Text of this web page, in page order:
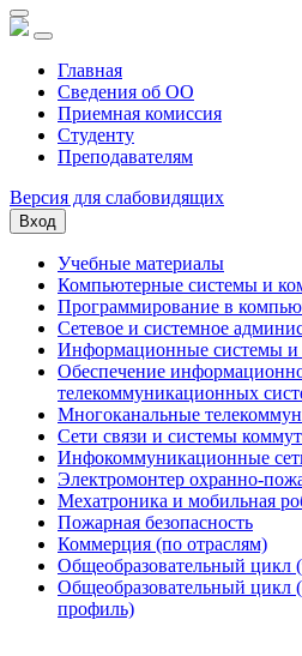
Главная
Сведения об ОО
Приемная комиссия
Студенту
Преподавателям
Версия для слабовидящих
Вход
Учебные материалы
Компьютерные системы и
Программирование в
Сетевое и системное
Информационные системы и
Обеспечение
телекоммуникационных
Многоканальные
Сети связи и системы
Инфокоммуникационные
Электромонтер охранно-
Мехатроника и мобильная
Пожарная безопасность
Коммерция (по отраслям)
Общеобразовательный цикл
Общеобразовательный цикл
профиль)